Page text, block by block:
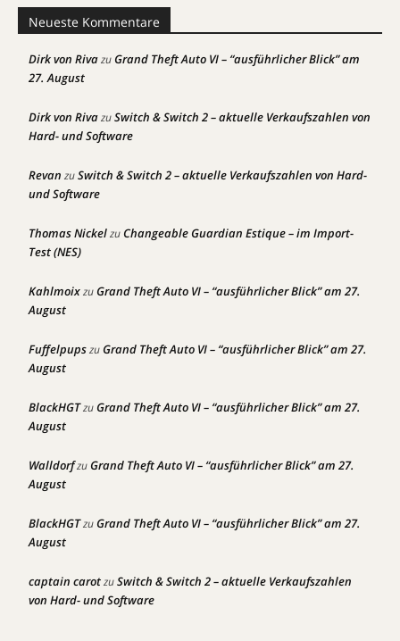
Neueste Kommentare
Dirk von RivazuGrand Theft Auto VI – “ausführlicher Blick” am
27. August
Dirk von RivazuSwitch & Switch 2 – aktuelle Verkaufszahlen von
Hard- und Software
Revan zuSwitch & Switch 2 – aktuelle Verkaufszahlen von Hard-
und Software
Thomas NickelzuChangeable Guardian Estique – im Import-
Test (NES)
KahlmoixzuGrand Theft Auto VI – “ausführlicher Blick” am 27.
August
FuffelpupszuGrand Theft Auto VI – “ausführlicher Blick” am 27.
August
BlackHGTzuGrand Theft Auto VI – “ausführlicher Blick” am 27.
August
WalldorfzuGrand Theft Auto VI – “ausführlicher Blick” am 27.
August
BlackHGTzuGrand Theft Auto VI – “ausführlicher Blick” am 27.
August
captain carotzuSwitch & Switch 2 – aktuelle Verkaufszahlen
von Hard- und Software